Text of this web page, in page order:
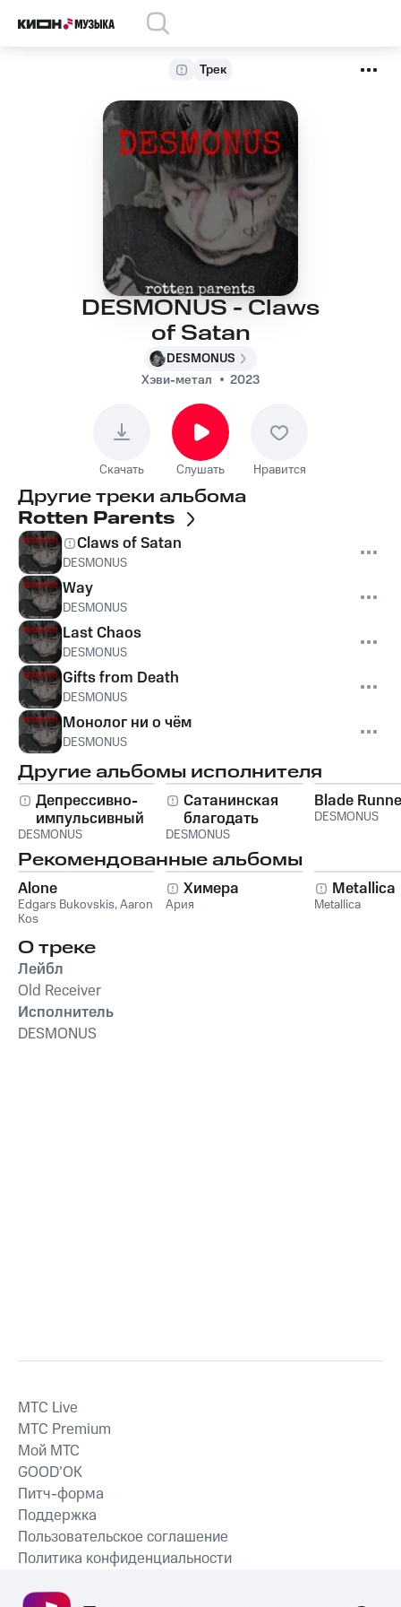
Трек
DESMONUS - Claws
of Satan
DESMONUS
Хэви-метал
2023
Скачать Слушать Нравится
Другие треки альбома
Rotten Parents
Claws of Satan
DESMONUS
Way
DESMONUS
Last Chaos
DESMONUS
Gifts from Death
DESMONUS
Монолог ни о чëм
DESMONUS
Другие альбомы исполнителя
Депрессивно-
импульсивный
психоделический
псевдометал
агонии
DESMONUS
Сатанинская
благодать
DESMONUS
Blade
DESMONUS
Рекомендованные альбомы
Alone
Edgars Bukovskis,Aaron
Kos
Химера
Ария
Metallica
Metallica
О треке
Лейбл
Old Receiver
Исполнитель
DESMONUS
MTС Live
MTС Premium
Мой МТС
GOOD’OK
Питч-форма
Поддержка
Пользовательское соглашение
Политика конфиденциальности